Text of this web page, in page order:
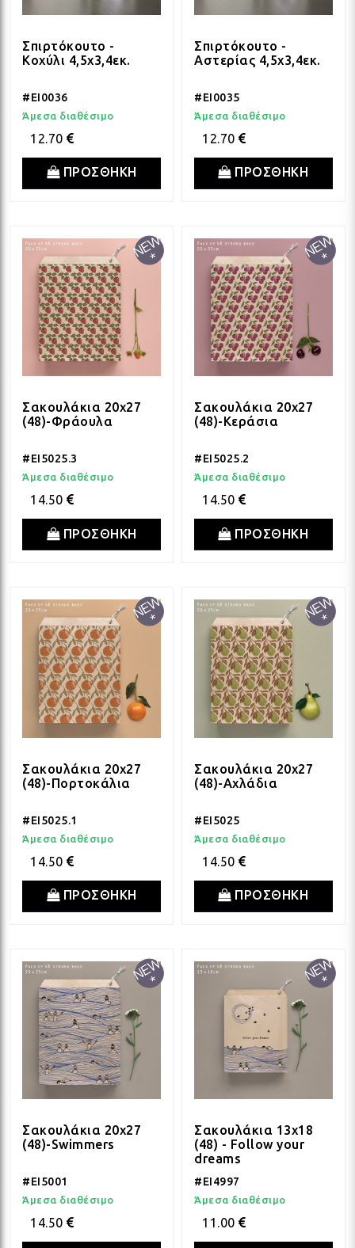
Σπιρτόκουτο -
Κοχύλι 4,5x3,4εκ.
#EI0036
Άμεσα διαθέσιμο
12.70
ΠΡΟΣΘΗΚΗ
Σπιρτόκουτο -
Αστερίας 4,5x3,4εκ.
#EI0035
Άμεσα διαθέσιμο
12.70
ΠΡΟΣΘΗΚΗ
Σακουλάκια 20x27
(48)-Φράουλα
#EI5025.3
Άμεσα διαθέσιμο
14.50
ΠΡΟΣΘΗΚΗ
Σακουλάκια 20x27
(48)-Κεράσια
#EI5025.2
Άμεσα διαθέσιμο
14.50
ΠΡΟΣΘΗΚΗ
Σακουλάκια 20x27
(48)-Πορτοκάλια
#EI5025.1
Άμεσα διαθέσιμο
14.50
ΠΡΟΣΘΗΚΗ
Σακουλάκια 20x27
(48)-Αχλάδια
#EI5025
Άμεσα διαθέσιμο
14.50
ΠΡΟΣΘΗΚΗ
Σακουλάκια 20x27
(48)-Swimmers
#EI5001
Άμεσα διαθέσιμο
14.50
Σακουλάκια 13x18
(48) - Follow your
dreams
#EI4997
Άμεσα διαθέσιμο
11.00